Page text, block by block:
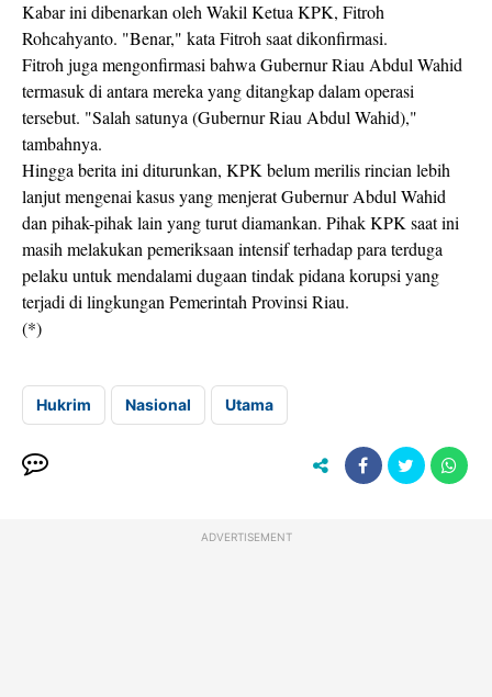
Kabar ini dibenarkan oleh Wakil Ketua KPK, Fitroh
Rohcahyanto. "Benar," kata Fitroh saat dikonfirmasi.
Fitroh juga mengonfirmasi bahwa Gubernur Riau Abdul Wahid
termasuk di antara mereka yang ditangkap dalam operasi
tersebut. "Salah satunya (Gubernur Riau Abdul Wahid),"
tambahnya.
Hingga berita ini diturunkan, KPK belum merilis rincian lebih
lanjut mengenai kasus yang menjerat Gubernur Abdul Wahid
dan pihak-pihak lain yang turut diamankan. Pihak KPK saat ini
masih melakukan pemeriksaan intensif terhadap para terduga
pelaku untuk mendalami dugaan tindak pidana korupsi yang
terjadi di lingkungan Pemerintah Provinsi Riau.
(*)
Hukrim Nasional Utama
ADVERTISEMENT